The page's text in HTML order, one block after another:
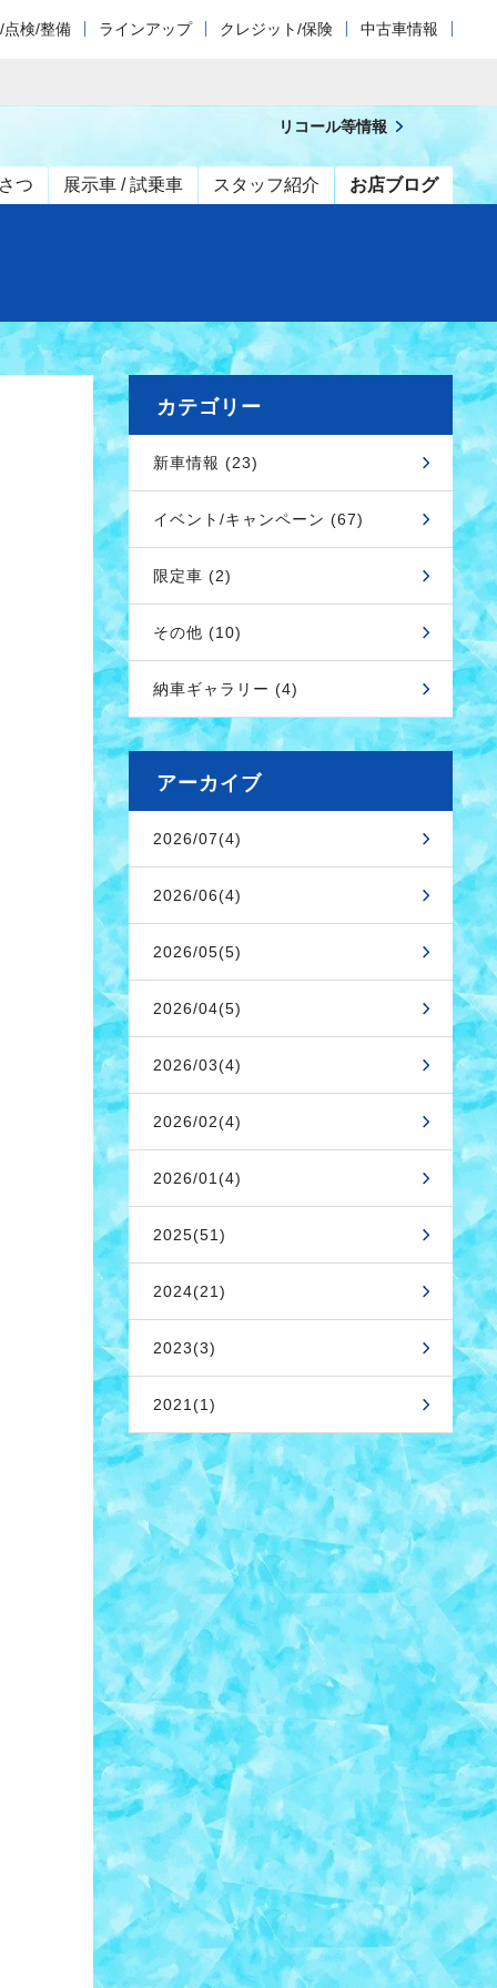
点検/整備 ラインアップ クレジット/保険 中古車情報
つ 展示車 / 試乗車 スタッフ紹介 お店ブログ
リコール等情報
カテゴリー
新車情報 (23)
イベント/キャンペーン (67)
限定車 (2)
その他 (10)
納車ギャラリー (4)
アーカイブ
2026/07(4)
2026/06(4)
2026/05(5)
2026/04(5)
2026/03(4)
2026/02(4)
2026/01(4)
2025(51)
2024(21)
2023(3)
2021(1)